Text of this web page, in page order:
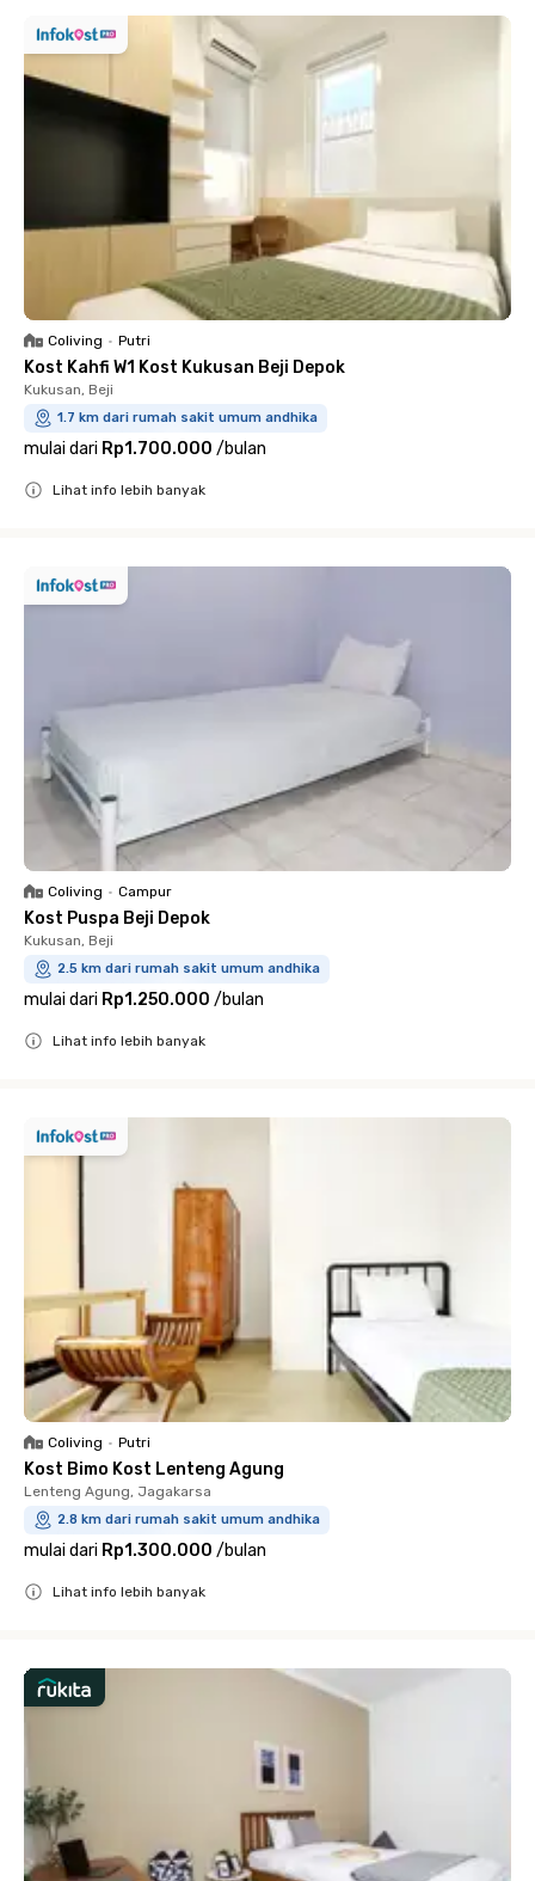
Coliving • Putri
Kost Kahfi W1 Kost Kukusan Beji Depok
Kukusan, Beji
1.7 km dari rumah sakit umum andhika
mulai dari Rp1.700.000 /bulan
Lihat info lebih banyak
Coliving • Campur
Kost Puspa Beji Depok
Kukusan, Beji
2.5 km dari rumah sakit umum andhika
mulai dari Rp1.250.000 /bulan
Lihat info lebih banyak
Coliving • Putri
Kost Bimo Kost Lenteng Agung
Lenteng Agung, Jagakarsa
2.8 km dari rumah sakit umum andhika
mulai dari Rp1.300.000 /bulan
Lihat info lebih banyak